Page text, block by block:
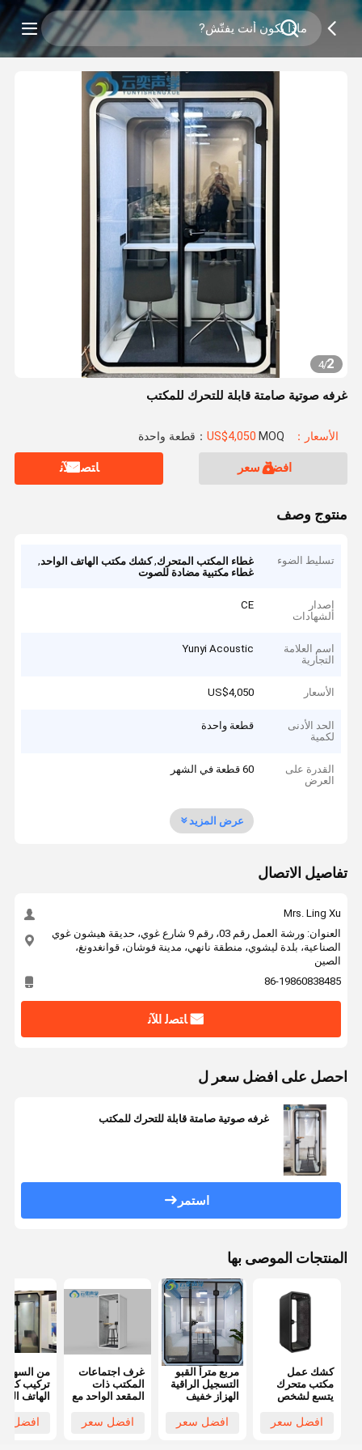
2
/
4
غرفه صوتية صامتة قابلة للتحرك للمكتب
الأسعار：US$4,050 MOQ：قطعة واحدة
افضل سعر ﺎﺘﺼﻟ ﺍﻶﻧ
منتوج وصف
تسليط الضوء غطاء المكتب المتحرك,كشك مكتب الهاتف الواحد,
غطاء مكتبية مضادة للصوت
إصدار
الشهادات
CE
اسم العلامة
التجارية
Yunyi Acoustic
الأسعار US$4,050
الحد الأدنى
لكمية
قطعة واحدة
القدرة على
العرض
60 قطعة في الشهر
عرض المزيد
تفاصيل الاتصال
Mrs. Ling Xu
العنوان: ورشة العمل رقم 03، رقم 9 شارع غوي، حديقة هيشون غوي
الصناعية، بلدة ليشوي، منطقة نانهي، مدينة فوشان، قوانغدونغ،
الصين
86-19860838485
ﺎﺘﺼﻟ ﺍﻶﻧ
احصل على افضل سعر ل
غرفه صوتية صامتة قابلة للتحرك للمكتب
استمر
المنتجات الموصى بها
كشك عمل
مكتب متحرك
يتسع لشخص
افضل سعر
مربع متراً القبو
التسجيل الراقية
الهزاز خفيف
الهاتف الصوتية
موسيقى كشك
افضل سعر
غرف اجتماعات
المكتب ذات
المقعد الواحد مع
للعمل الخاص
افضل سعر
من السهل
تركيب
الهاتف
للاجتماعات
افضل